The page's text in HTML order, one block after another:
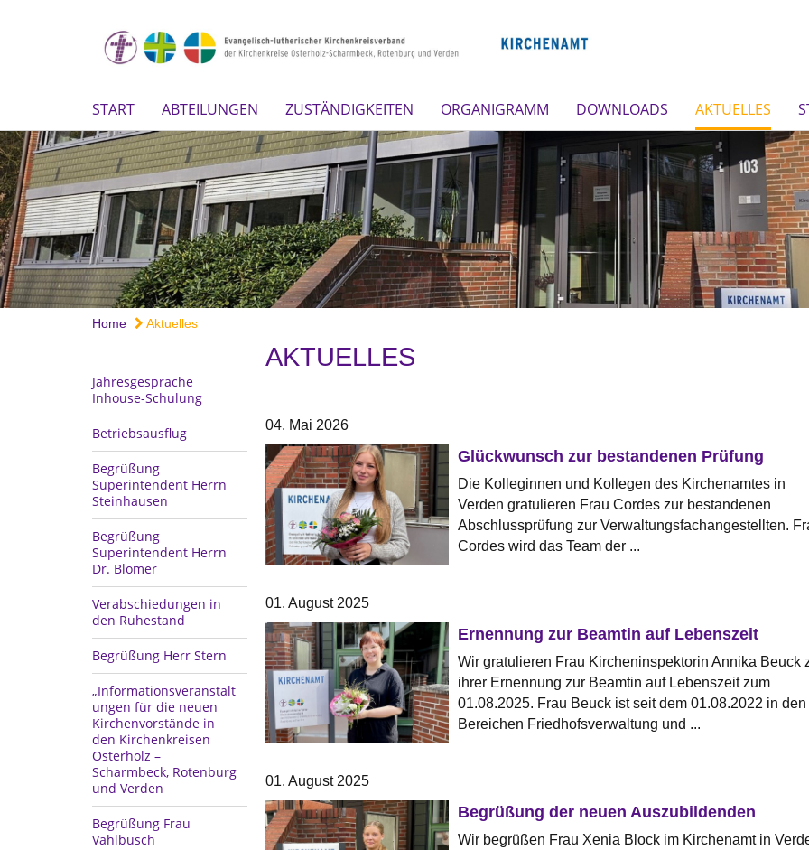
START ABTEILUNGEN ZUSTÄNDIGKEITEN ORGANIGRAMM DOWNLOADS AKTUELLES
Home Aktuelles
Jahresgespräche
Inhouse-Schulung
Betriebsausflug
Begrüßung
Superintendent Herrn
Steinhausen
Begrüßung
Superintendent Herrn
Dr. Blömer
Verabschiedungen in
den Ruhestand
Begrüßung Herr Stern
„Informationsveranstalt
ungen für die neuen
Kirchenvorstände in
den Kirchenkreisen
Osterholz –
Scharmbeck, Rotenburg
und Verden
Begrüßung Frau
Vahlbusch
AKTUELLES
04. Mai 2026
Glückwunsch zur bestandenen Prüfung
Die Kolleginnen und Kollegen des Kirchenamtes in
Verden gratulieren Frau Cordes zur bestandenen
Abschlussprüfung zur Verwaltungsfachangestellten.
Cordes wird das Team der ...
01. August 2025
Ernennung zur Beamtin auf Lebenszeit
Wir gratulieren Frau Kircheninspektorin Annika Beuck
ihrer Ernennung zur Beamtin auf Lebenszeit zum
01.08.2025. Frau Beuck ist seit dem 01.08.2022 in den
Bereichen Friedhofsverwaltung und ...
01. August 2025
Begrüßung der neuen Auszubildenden
Wir begrüßen Frau Xenia Block im Kirchenamt in